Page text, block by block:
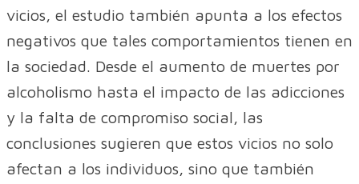
vicios, el estudio también apunta a los efectos
negativos que tales comportamientos tienen en
la sociedad. Desde el aumento de muertes por
alcoholismo hasta el impacto de las adicciones
y la falta de compromiso social, las
conclusiones sugieren que estos vicios no solo
afectan a los individuos, sino que también